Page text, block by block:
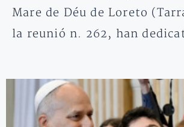
Mare de Déu de Loreto
la reunió n. 262, han